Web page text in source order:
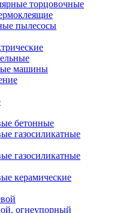
торцовочные
пылесосы
машины
бетонные
газосиликатные
газосиликатные
керамические
огнеупорный